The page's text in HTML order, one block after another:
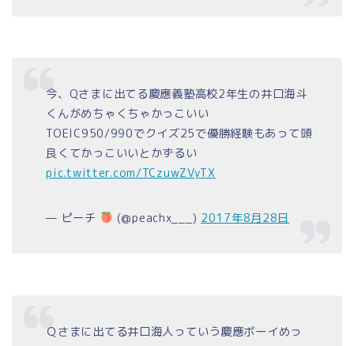
今、Qさまに出てる慶應義塾高校2年生の井口海斗
くんがめちゃくちゃかっこいい
TOEIC950/990でクイズ25で優勝経験もあって頭
良くてかっこいいとかずるい
pic.twitter.com/TCzuwZVyTX
— ピーチ (@peachx___) 2017年8月28日
Ｑさまに出てる井口海人っていう慶應ボーイめっ